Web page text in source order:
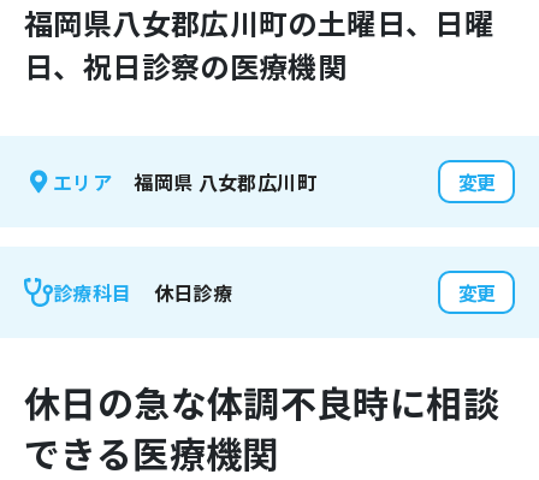
花粉症
お知らせ
福岡県八女郡広川町の土曜日、日曜
日、祝日診察の医療機関
エリア 福岡県 八女郡広川町 変更
診療科目 休日診療 変更
休日の急な体調不良時に相談
できる医療機関